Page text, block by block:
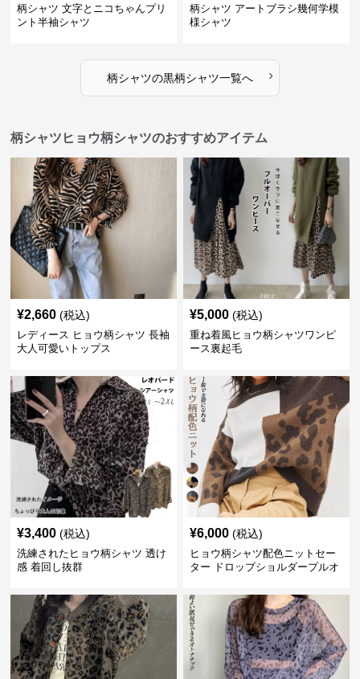
柄シャツ 文字とニコちゃんプリ
ント半袖シャツ
柄シャツ アートブラシ幾何学模
様シャツ
柄シャツの黒柄シャツ一覧へ ›
柄シャツヒョウ柄シャツのおすすめアイテム
¥2,660 (税込)
レディース ヒョウ柄シャツ 長袖
大人可愛いトップス
¥5,000 (税込)
重ね着風ヒョウ柄シャツワンピ
ース裏起毛
¥3,400 (税込)
洗練されたヒョウ柄シャツ 透け
感 着回し抜群
¥6,000 (税込)
ヒョウ柄シャツ配色ニットセー
ター ドロップショルダープルオ